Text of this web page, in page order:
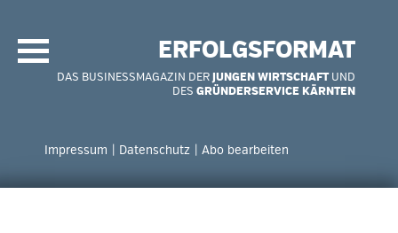
ERFOLGSFORMAT
DAS BUSINESSMAGAZIN DERJUNGEN WIRTSCHAFTUND
DES GRÜNDERSERVICE KÄRNTEN
überspringen
Impressum Datenschutz Abo bearbeiten